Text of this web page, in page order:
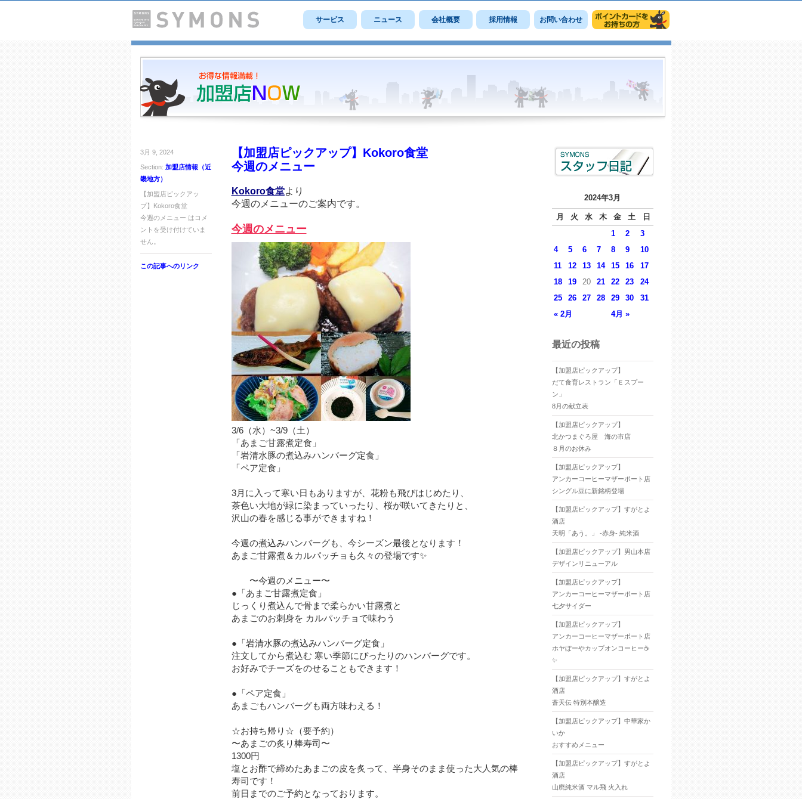
サービス ニュース 会社概要 採用情報 お問い合わせ
3月 9, 2024
Section: 加盟店情報（近
畿地方）
【加盟店ピックアッ
プ】Kokoro食堂
今週のメニュー は コメ
ントを受け付けていま
せん。
この記事へのリンク
【加盟店ピックアップ】Kokoro食堂
今週のメニュー
Kokoro食堂より
今週のメニューのご案内です。
今週のメニュー
3/6（水）~3/9（土）
「あまご甘露煮定食」
「岩清水豚の煮込みハンバーグ定食」
「ペア定食」
3月に入って寒い日もありますが、花粉も飛びはじめたり、
茶色い大地が緑に染まっていったり、桜が咲いてきたりと、
沢山の春を感じる事ができますね！
今週の煮込みハンバーグも、今シーズン最後となります！
あまご甘露煮＆カルパッチョも久々の登場です✨
〜今週のメニュー〜
●「あまご甘露煮定食」
じっくり煮込んで骨まで柔らかい甘露煮と
あまごのお刺身を カルパッチョで味わう
●「岩清水豚の煮込みハンバーグ定食」
注文してから煮込む 寒い季節にぴったりのハンバーグです。
お好みでチーズをのせることもできます！
●「ペア定食」
あまごもハンバーグも両方味わえる！
☆お持ち帰り☆（要予約）
〜あまごの炙り棒寿司〜
1300円
塩とお酢で締めたあまごの皮を炙って、半身そのまま使った大人気の棒
寿司です！
前日までのご予約となっております。
2024年3月
月 火 水 木 金 土 日
« 2月 4月 »
1 2
3
4
5 6 7 8 9
10
11
12 13 14 15 16
17
18
19 20 21 22 23
24
25
26 27 28 29 30 31
最近の投稿
【加盟店ピックアップ】
だて食育レストラン「Ｅスプー
ン」
8月の献立表
【加盟店ピックアップ】
北かつまぐろ屋 海の市店
８月のお休み
【加盟店ピックアップ】
アンカーコーヒーマザーポート店
シングル豆に新銘柄登場
【加盟店ピックアップ】すがとよ
酒店
天明「あう。」 -赤身- 純米酒
【加盟店ピックアップ】男山本店
デザインリニューアル
【加盟店ピックアップ】
アンカーコーヒーマザーポート店
七夕サイダー
【加盟店ピックアップ】
アンカーコーヒーマザーポート店
ホヤぼーやカップオンコーヒー☕
✨
【加盟店ピックアップ】すがとよ
酒店
蒼天伝 特別本醸造
【加盟店ピックアップ】中華家か
いか
おすすめメニュー
【加盟店ピックアップ】すがとよ
酒店
山廃純米酒 マル飛 火入れ